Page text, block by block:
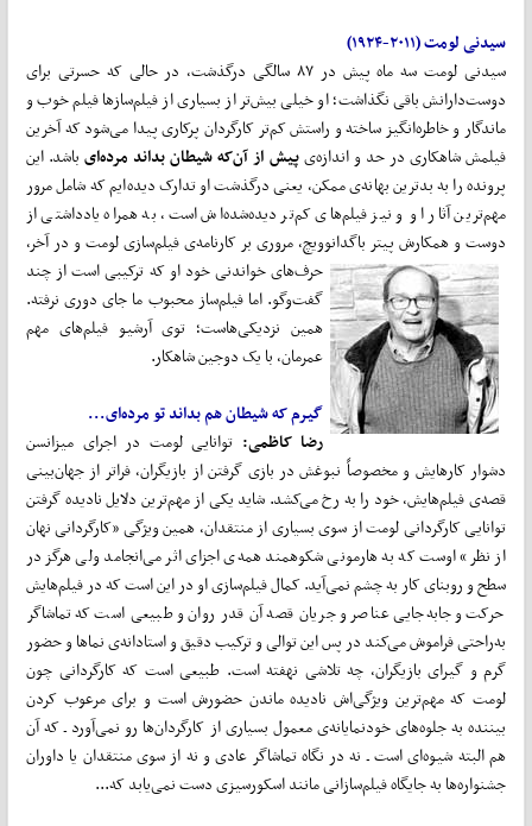
سیدنی لومت (۲۰۱۱-۱۹۲۴)
سیدنی لومت سه ماه پیش در ۸۷ سالگی درگذشت، در حالی که حسرتی برای
دوست‌دارانش باقی نگذاشت؛ او خیلی بیش‌تر از بسیاری از فیلم‌سازها فیلم خوب و
ماندگار و خاطره‌انگیز ساخته و راستش کم‌تر کارگردان پرکاری پیدا می‌شود که آخرین
فیلمش شاهکاری در حد و اندازه‌یپیش از آن‌که شیطان بداند مرده‌ایباشد. این
پرونده را به بدترین بهانه‌ی ممکن، یعنی درگذشت او تدارک دیده‌ایم که شامل مرور
مهم‌ترین آثار او و نیز فیلم‌های کم‌تر دیده‌شده‌اش است، به همراه یادداشتی از
دوست و همکارش پیتر باگدانوویچ، مروری بر کارنامه‌ی فیلم‌سازی‌ لومت و در آخر،
حرف‌های خواندنی خود او که ترکیبی است از چند
گفت‌وگو. اما فیلم‌ساز محبوب ما جای دوری نرفته.
همین نزدیکی‌هاست؛ توی آرشیو فیلم‌های مهم
عمرمان، با یک دوجین شاهکار.
گیرم که شیطان هم بداند تو مرده‌ای...
رضا کاظمی:توانایی لومت در اجرای میزانسن
دشوار کارهایش و مخصوصاً نبوغش در بازی گرفتن از بازیگران، فراتر از جهان‌بینی
قصه‌ی فیلم‌هایش، خود را به رخ می‌کشد. شاید یکی از مهم‌ترین دلایل نادیده گرفتن
توانایی کارگردانی لومت از سوی بسیاری از منتقدان، همین ویژگی «کارگردانی نهان
از نظر» اوست که به هارمونی شکوهمند همه‌ی اجزای اثر می‌انجامد ولی هرگز در
سطح و روبنای کار به چشم نمی‌‌آید. کمال فیلم‌سازی او در این است که در فیلم‌هایش
حرکت و جابه‌جایی عناصر و جریان قصه آن قدر روان و طبیعی است که تماشاگر
به‌راحتی فراموش می‌کند در پس این توالی و ترکیب دقیق و استادانه‌ی نماها و حضور
گرم و گیرای بازیگران، چه تلاشی نهفته است. طبیعی است که کارگردانی چون
لومت که مهم‌ترین ویژگی‌اش نادیده‌ ماندن حضورش است و برای مرعوب کردن
بیننده به جلوه‌های خودنمایانه‌ی معمول بسیاری از کارگردان‌ها رو نمی‌آورد ـ که آن
هم البته شیوه‌ای است ـ نه در نگاه تماشاگر عادی و نه از سوی منتقدان یا داوران
جشنواره‌ها به جایگاه فیلم‌سازانی مانند اسکورسیزی دست نمی‌یابد که...